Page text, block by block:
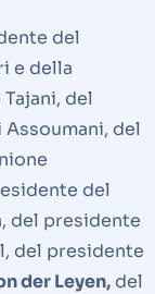
del
e della
del
del
del
del presidente
del presidente
der Leyen,del